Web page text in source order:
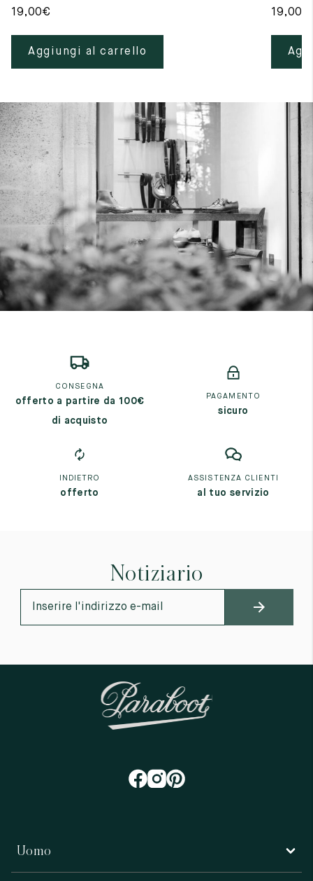
19,00€
Aggiungi al carrello
19,00
CONSEGNA
offerto a partire da 100€
di acquisto
PAGAMENTO
sicuro
INDIETRO
offerto
ASSISTENZA CLIENTI
al tuo servizio
Notiziario
Uomo